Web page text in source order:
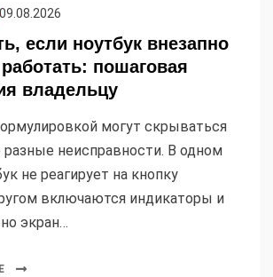
09.08.2026
если ноутбук внезапно
пошаговая
владельцу
могут скрываться
неисправности. В одном
не реагирует на кнопку
включаются индикаторы и
экран…